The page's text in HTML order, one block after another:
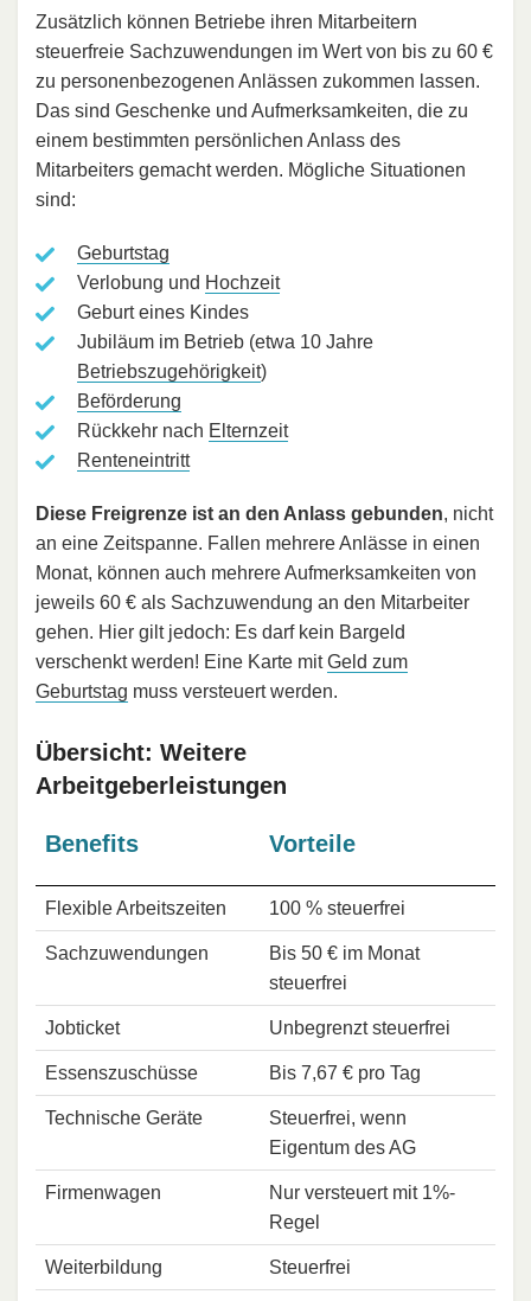
Zusätzlich können Betriebe ihren Mitarbeitern
steuerfreie Sachzuwendungen im Wert von bis zu 60 €
zu personenbezogenen Anlässen zukommen lassen.
Das sind Geschenke und Aufmerksamkeiten, die zu
einem bestimmten persönlichen Anlass des
Mitarbeiters gemacht werden. Mögliche Situationen
sind:
Geburtstag
Verlobung und Hochzeit
Geburt eines Kindes
Jubiläum im Betrieb (etwa 10 Jahre
Betriebszugehörigkeit)
Beförderung
Rückkehr nach Elternzeit
Renteneintritt
Diese Freigrenze ist an den Anlass gebunden, nicht
an eine Zeitspanne. Fallen mehrere Anlässe in einen
Monat, können auch mehrere Aufmerksamkeiten von
jeweils 60 € als Sachzuwendung an den Mitarbeiter
gehen. Hier gilt jedoch: Es darf kein Bargeld
verschenkt werden! Eine Karte mitGeld zum
Geburtstag muss versteuert werden.
Übersicht: Weitere
Arbeitgeberleistungen
Benefits Vorteile
Flexible Arbeitszeiten 100 % steuerfrei
Sachzuwendungen
Bis 50 € im Monat
steuerfrei
Jobticket Unbegrenzt steuerfrei
Essenszuschüsse Bis 7,67 € pro Tag
Technische Geräte
Steuerfrei, wenn
Eigentum des AG
Firmenwagen
Nur versteuert mit 1%-
Regel
Weiterbildung Steuerfrei